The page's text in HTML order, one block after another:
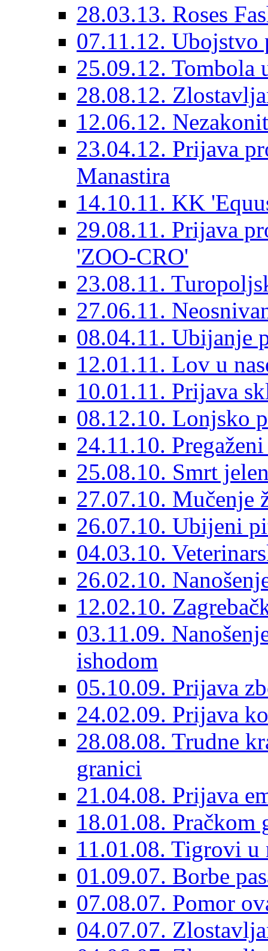
28.03.13. Roses
07.11.12. Ubojstvo
25.09.12. Tombola
28.08.12.
12.06.12.
23.04.12. Prijava
Manastira
14.10.11. KK
29.08.11. Prijava
'ZOO-CRO'
23.08.11.
27.06.11.
08.04.11. Ubijanje
12.01.11. Lov u
10.01.11. Prijava
08.12.10. Lonjsko
24.11.10.
25.08.10. Smrt
27.07.10. Mučenje
26.07.10. Ubijeni
04.03.10.
26.02.10.
12.02.10.
03.11.09.
ishodom
05.10.09. Prijava
24.02.09. Prijava
28.08.08. Trudne
granici
21.04.08. Prijava
18.01.08. Pračkom
11.01.08. Tigrovi u
01.09.07. Borbe
07.08.07. Pomor
04.07.07.